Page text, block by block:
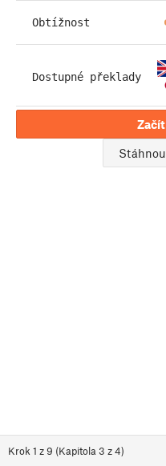
Krok 1 z9 (Kapitola 3 z4)
Obtížnost
Dostupné překlady